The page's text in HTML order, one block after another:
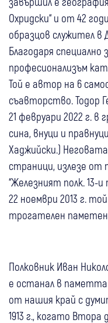
Охридски“ и от 42
образцов служител в
Благодаря
професионализъм
Той е автор на 6
съавторство. Тодор
21 февруари 2022 г. в
сина, внуци и
Хаджийски.)
страници, излезе от
“Железният полк. 13-и
22 ноември 2013 г.
трогателен паметен
Полковник Иван
е останал в
от нашия край с
1913 г., когато Втора